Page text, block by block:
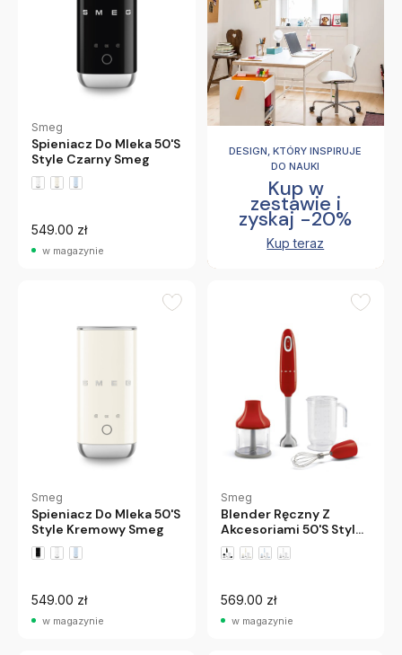
Smeg
Spieniacz Do Mleka 50'S
Style Czarny Smeg
549.00 zł
w magazynie
DESIGN, KTÓRY INSPIRUJE
DO NAUKI
Kup w
zestawie i
zyskaj -20%
Kup teraz
Smeg
Spieniacz Do Mleka 50'S
Style Kremowy Smeg
549.00 zł
w magazynie
Smeg
Blender Ręczny Z
Akcesoriami 50'S Style
Czerwony Smeg
569.00 zł
w magazynie